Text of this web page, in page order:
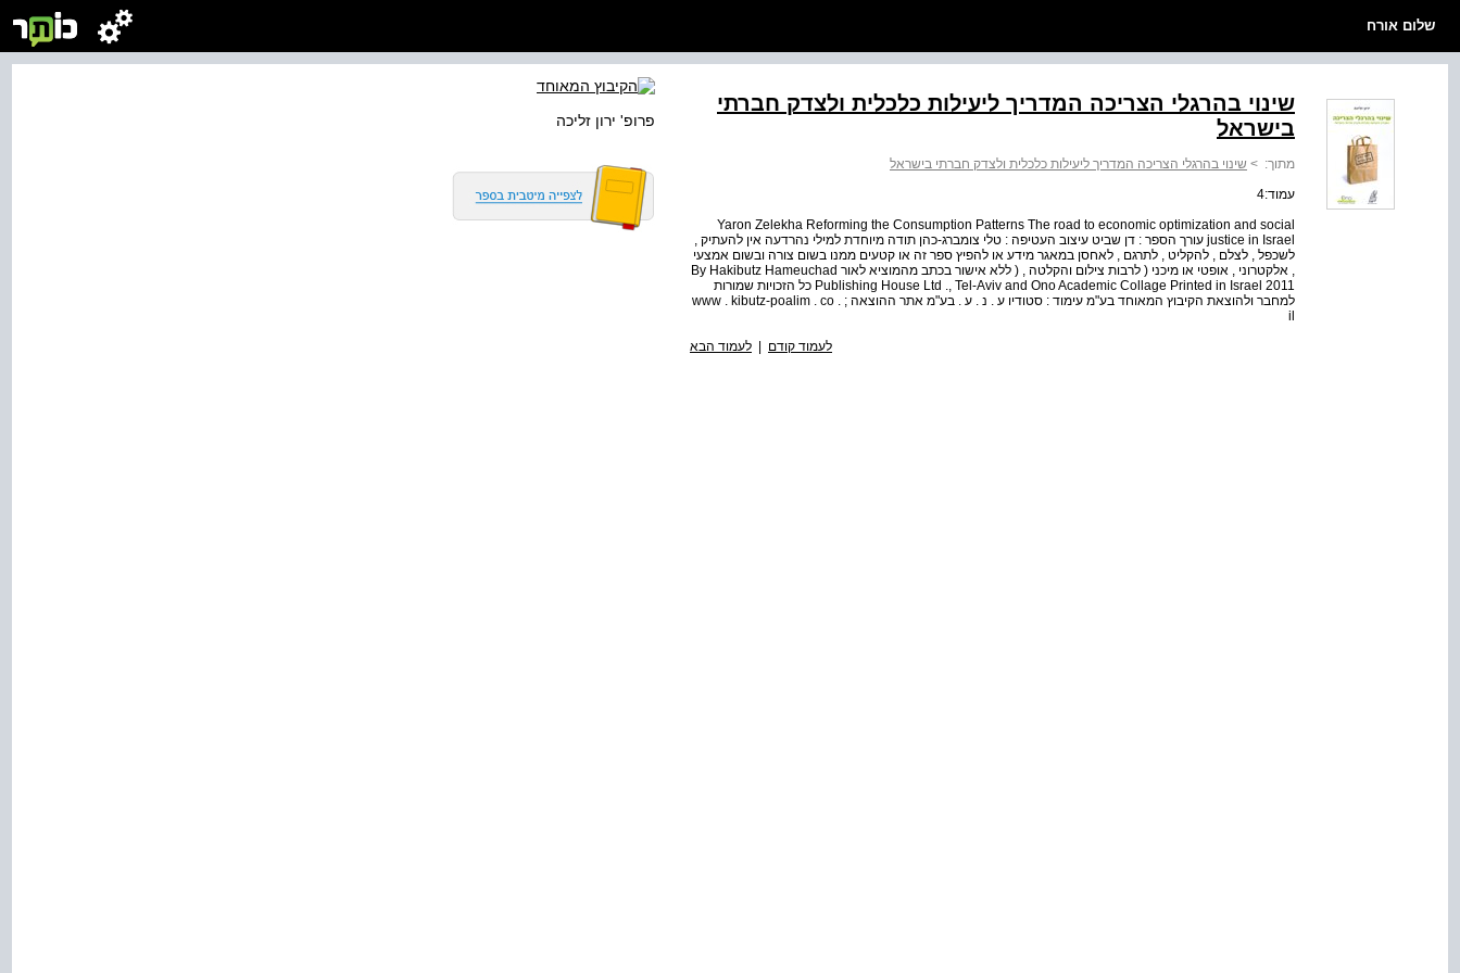
שלום אורח
שינוי בהרגלי הצריכה המדריך ליעילות כלכלית ולצדק חברתי
בישראל
מתוך: > שינוי בהרגלי הצריכה המדריך ליעילות כלכלית ולצדק חברתי בישראל
עמוד:4
Yaron Zelekha Reforming the Consumption Patterns The road to economic optimization and social
justice in Israel עורך הספר : דן שביט עיצוב העטיפה : טלי צומברג-כהן תודה מיוחדת למילי נהרדעה אין להעתיק ,
לשכפל , לצלם , להקליט , לתרגם , לאחסן במאגר מידע או להפיץ ספר זה או קטעים ממנו בשום צורה ובשום אמצעי
, אלקטרוני , אופטי או מיכני ( לרבות צילום והקלטה , ( ללא אישור בכתב מהמוציא לאור By Hakibutz Hameuchad
Publishing House Ltd ., Tel-Aviv and Ono Academic Collage Printed in Israel 2011 כל הזכויות שמורות
למחבר ולהוצאת הקיבוץ המאוחד בע"מ עימוד : סטודיו ע . נ . ע . בע"מ אתר ההוצאה ; www . kibutz-poalim . co .
il
לעמוד קודם | לעמוד הבא
פרופ' ירון זליכה